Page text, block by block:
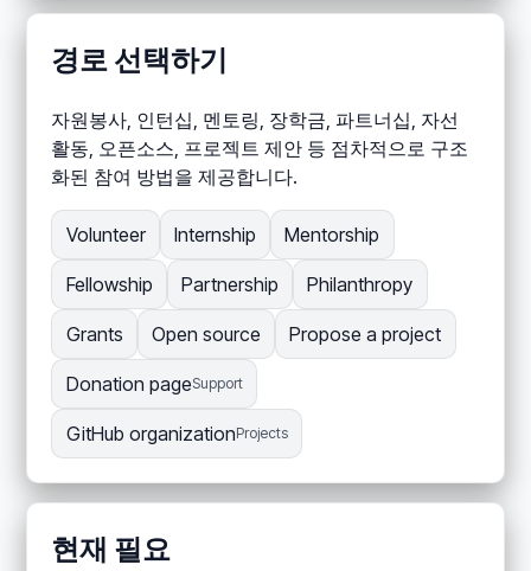
경로 선택하기
자원봉사, 인턴십, 멘토링, 장학금, 파트너십, 자선
활동, 오픈소스, 프로젝트 제안 등 점차적으로 구조
화된 참여 방법을 제공합니다.
Volunteer Internship Mentorship
Fellowship Partnership Philanthropy
Grants Open source Propose a project
Donation pageSupport
GitHub organizationProjects
현재 필요